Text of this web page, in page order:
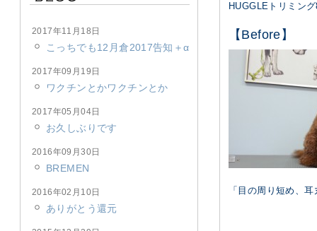
HUGGLEトリミン
【Before】
「目の周り短め、
2017年11月18日
こっちでも12月倉2017告知＋α
2017年09月19日
ワクチンとかワクチンとか
2017年05月04日
お久しぶりです
2016年09月30日
BREMEN
2016年02月10日
ありがとう還元